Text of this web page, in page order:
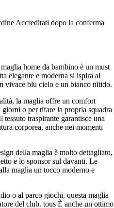
Accreditati dopo la conferma
home da bambino è un must
elegante e moderna si ispira ai
vivace blu cielo e un bianco nitido.
la maglia offre un comfort
o per tifare la propria squadra
traspirante garantisce una
corporea, anche nei momenti
della maglia è molto dettagliato,
e lo sponsor sul davanti. Le
maglia un tocco moderno e
o al parco giochi, questa maglia
del club. tous È anche un ottimo